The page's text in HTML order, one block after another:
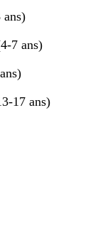
ans)
7 ans)
17 ans)